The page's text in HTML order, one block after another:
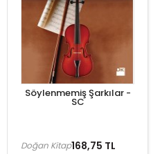
Söylenmemiş Şarkılar -
SC
168,75 TL
Doğan Kitap